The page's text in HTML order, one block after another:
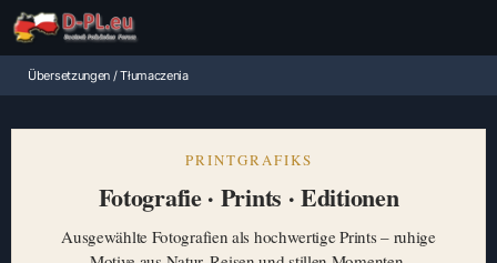
Übersetzungen / Tłumaczenia
PRINTGRAFIKS
Fotografie · Prints · Editionen
Ausgewählte Fotografien als hochwertige Prints – ruhige